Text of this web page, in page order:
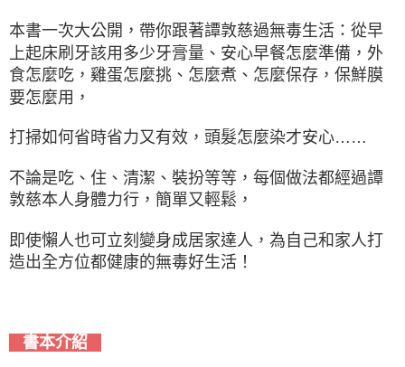
本書一次大公開，帶你跟著譚敦慈過無毒生活：從早
上起床刷牙該用多少牙膏量、安心早餐怎麼準備，外
食怎麼吃，雞蛋怎麼挑、怎麼煮、怎麼保存，保鮮膜
要怎麼用，
打掃如何省時省力又有效，頭髮怎麼染才安心……
不論是吃、住、清潔、裝扮等等，每個做法都經過譚
敦慈本人身體力行，簡單又輕鬆，
即使懶人也可立刻變身成居家達人，為自己和家人打
造出全方位都健康的無毒好生活！
書本介紹